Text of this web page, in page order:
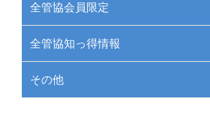
全管協会員限定
全管協知っ得情報
その他